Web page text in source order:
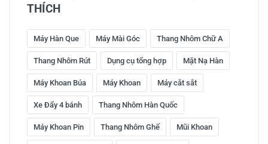
THÍCH
Máy Hàn Que Máy Mài Góc Thang Nhôm Chữ A
Thang Nhôm Rút Dụng cụ tổng hợp Mặt Nạ Hàn
Máy Khoan Búa Máy Khoan Máy cắt sắt
Xe Đẩy 4 bánh Thang Nhôm Hàn Quốc
Máy Khoan Pin Thang Nhôm Ghế Mũi Khoan